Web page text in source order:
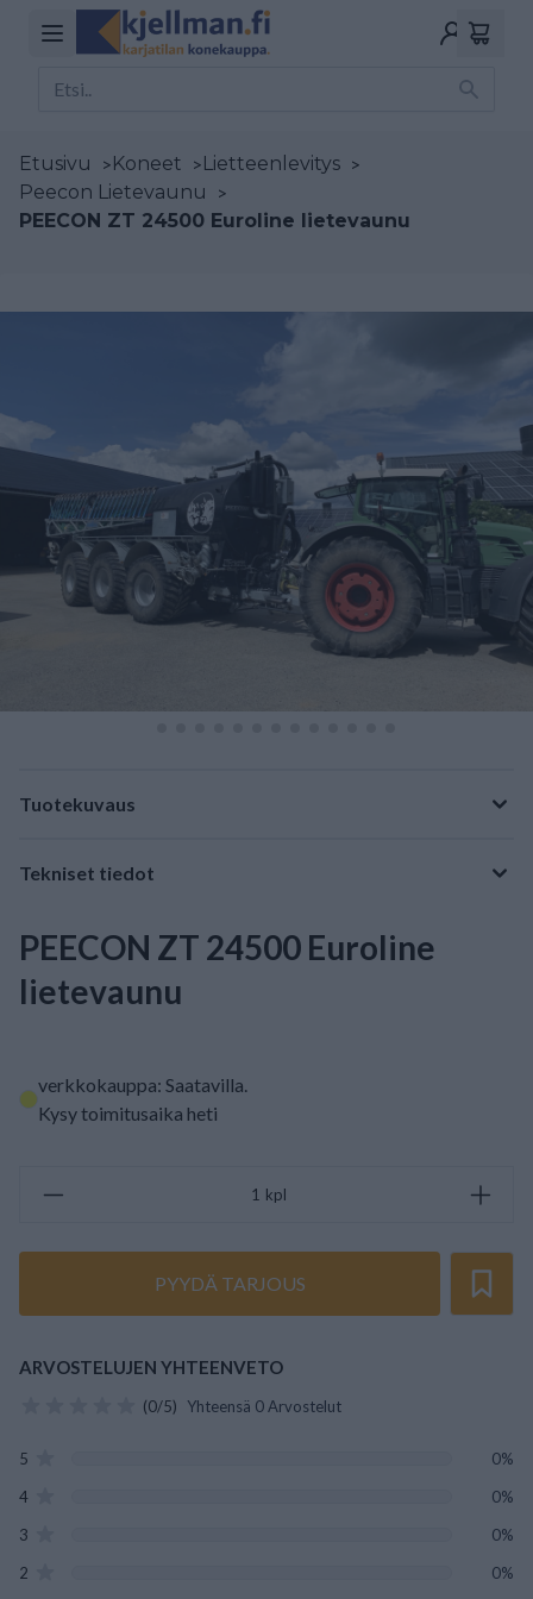
Etusivu >Koneet >Lietteenlevitys >
Peecon Lietevaunu
>
PEECON ZT 24500 Euroline lietevaunu
Tuotekuvaus
Tekniset tiedot
PEECON ZT 24500 Euroline
lietevaunu
verkkokauppa: Saatavilla.
Kysy toimitusaika heti
kpl
PYYDÄ TARJOUS
ARVOSTELUJEN YHTEENVETO
(0/5) Yhteensä 0 Arvostelut
5
0%
4
0%
3
0%
2
0%